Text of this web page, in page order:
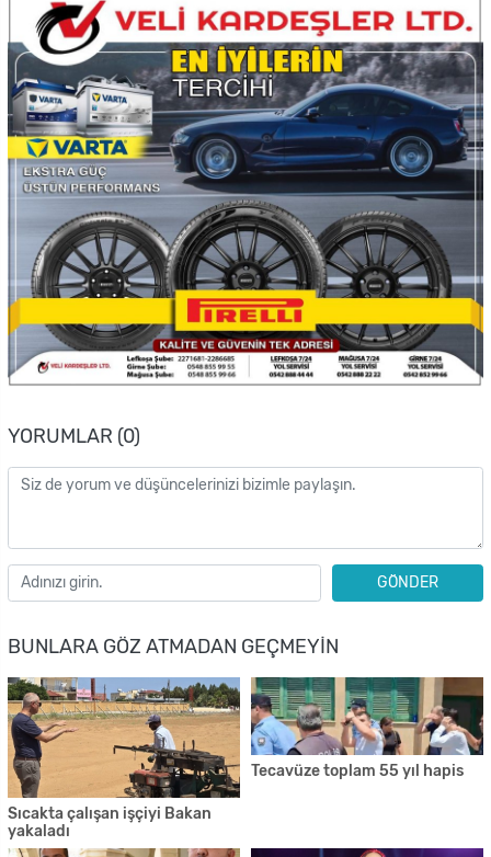
YORUMLAR (0)
GÖNDER
BUNLARA GÖZ ATMADAN GEÇMEYIN
Sıcakta çalışan işçiyi Bakan
yakaladı
Tecavüze toplam 55 yıl hapis